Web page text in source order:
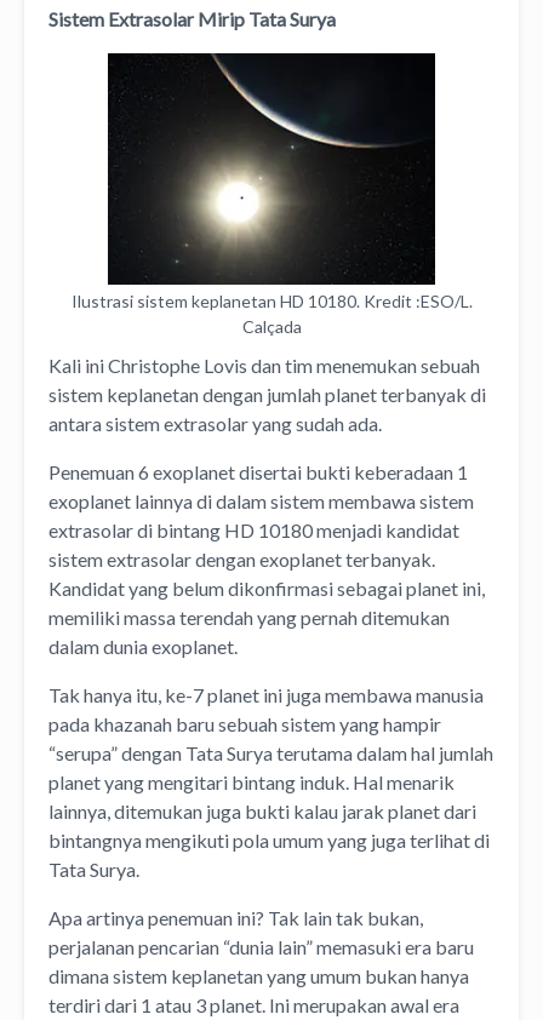
Sistem Extrasolar Mirip Tata Surya
Ilustrasi sistem keplanetan HD 10180. Kredit :ESO/L.
Calçada
Kali ini Christophe Lovis dan tim menemukan sebuah
sistem keplanetan dengan jumlah planet terbanyak di
antara sistem extrasolar yang sudah ada.
Penemuan 6 exoplanet disertai bukti keberadaan 1
exoplanet lainnya di dalam sistem membawa sistem
extrasolar di bintang HD 10180 menjadi kandidat
sistem extrasolar dengan exoplanet terbanyak.
Kandidat yang belum dikonfirmasi sebagai planet ini,
memiliki massa terendah yang pernah ditemukan
dalam dunia exoplanet.
Tak hanya itu, ke-7 planet ini juga membawa manusia
pada khazanah baru sebuah sistem yang hampir
“serupa” dengan Tata Surya terutama dalam hal jumlah
planet yang mengitari bintang induk. Hal menarik
lainnya, ditemukan juga bukti kalau jarak planet dari
bintangnya mengikuti pola umum yang juga terlihat di
Tata Surya.
Apa artinya penemuan ini? Tak lain tak bukan,
perjalanan pencarian “dunia lain” memasuki era baru
dimana sistem keplanetan yang umum bukan hanya
terdiri dari 1 atau 3 planet. Ini merupakan awal era